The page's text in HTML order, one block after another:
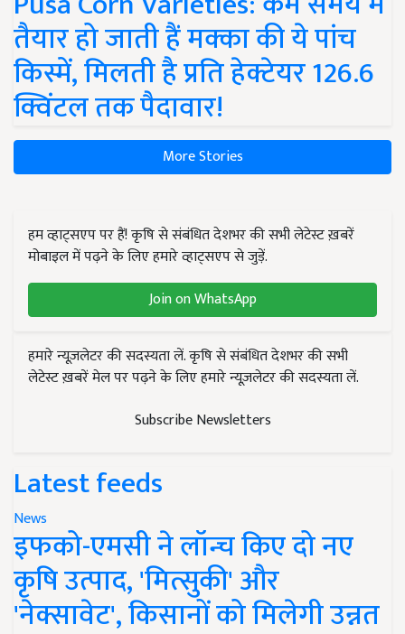
तैयार हो जाती हैं मक्का की ये पांच
किस्में, मिलती है प्रति हेक्टेयर 126.6
क्विंटल तक पैदावार!
More Stories
हम व्हाट्सएप पर हैं! कृषि से संबंधित देशभर की सभी लेटेस्ट ख़बरें
मोबाइल में पढ़ने के लिए हमारे व्हाट्सएप से जुड़ें.
Join on WhatsApp
हमारे न्यूज़लेटर की सदस्यता लें. कृषि से संबंधित देशभर की सभी
लेटेस्ट ख़बरें मेल पर पढ़ने के लिए हमारे न्यूज़लेटर की सदस्यता लें.
Subscribe Newsletters
Latest feeds
News
इफको-एमसी ने लॉन्च किए दो नए
कृषि उत्पाद, 'मित्सुकी' और
'नेक्सावेट', किसानों को मिलेगी उन्नत